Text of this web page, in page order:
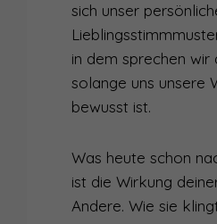
sich unser
in dem sprechen wir
solange uns unsere
bewusst ist.
Was heute schon
ist die Wirkung
Andere. Wie sie